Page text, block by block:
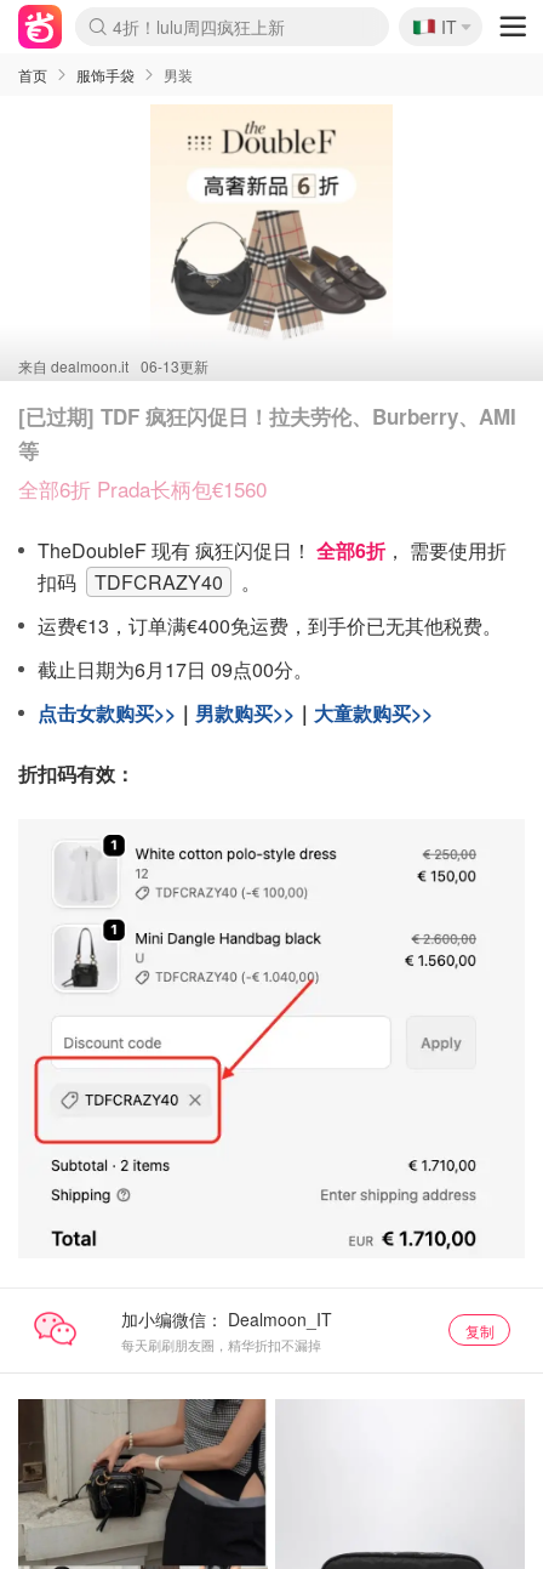
Boticinal 夏促开抢！
4折！lulu周四疯狂上新
速领！Stanley独家85折
Zalando 奥莱闪促！每日更新
🇮🇹
IT
首页 服饰手袋 男装
来自 dealmoon.it 06-13更新
[已过期] TDF 疯狂闪促日！拉夫劳伦、Burberry、AMI
等
全部6折 Prada长柄包€1560
TheDoubleF 现有 疯狂闪促日！ 全部6折， 需要使用折
扣码
TDFCRAZY40
。
运费€13，订单满€400免运费，到手价已无其他税费。
截止日期为6月17日 09点00分。
点击女款购买>> ｜ 男款购买>> ｜ 大童款购买>>
折扣码有效：
加小编微信：
每天刷刷朋友圈，精华折扣不漏掉
复制